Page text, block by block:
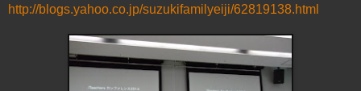
http://blogs.yahoo.co.jp/suzukifamilyeiji/62819138.html